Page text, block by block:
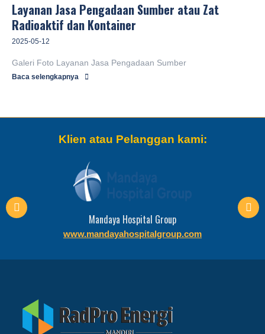
Layanan Jasa Pengadaan Sumber atau Zat
Radioaktif dan Kontainer
2025-05-12
Galeri Foto Layanan Jasa Pengadaan Sumber
Baca selengkapnya
Klien atau Pelanggan kami:
Mandaya Hospital Group
www.mandayahospitalgroup.com